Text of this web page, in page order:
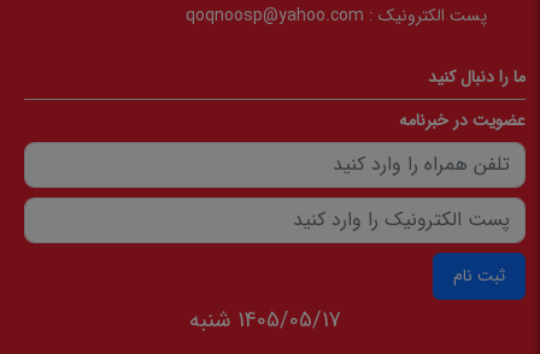
پست الکترونیک : qoqnoosp@yahoo.com
ما را دنبال کنید
عضویت در خبرنامه
ثبت نام
1405/05/17 شنبه